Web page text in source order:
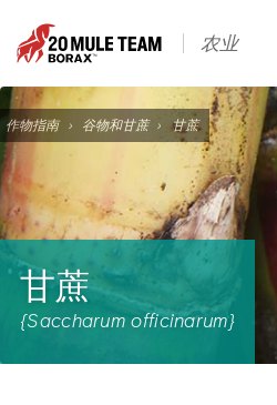
作物指南 › 谷物和甘蔗 › 甘蔗
甘蔗
{Saccharum officinarum}
农业